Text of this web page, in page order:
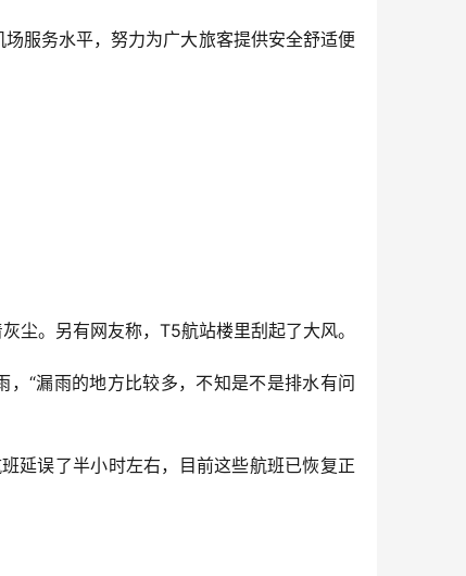
服务水平，努力为广大旅客提供安全舒适便
尘。另有网友称，T5航站楼里刮起了大风。
“漏雨的地方比较多，不知是不是排水有问
延误了半小时左右，目前这些航班已恢复正